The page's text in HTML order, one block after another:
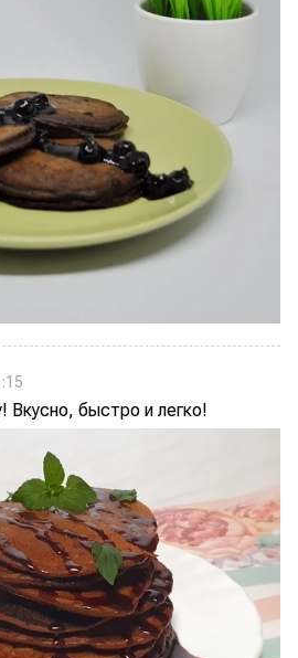
Вкусно, быстро и легко!